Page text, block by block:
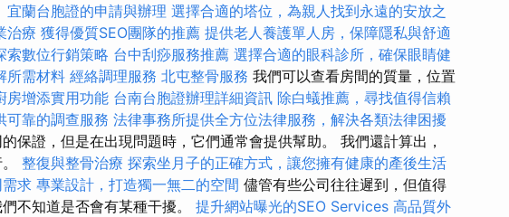
宜蘭台胞證的申請與辦理 選擇合適的塔位，為親人找到永遠的安放之
治療 獲得優質SEO團隊的推薦 提供老人養護單人房，保障隱私與舒適
索數位行銷策略 台中刮痧服務推薦 選擇合適的眼科診所，確保眼睛健
所需材料 經絡調理服務 北屯整骨服務 我們可以查看房間的質量，位置
房增添實用功能 台南台胞證辦理詳細資訊 除白蟻推薦，尋找值得信賴
可靠的調查服務 法律事務所提供全方位法律服務，解決各類法律困擾
保證，但是在出現問題時，它們通常會提供幫助。 我們還計算出，
整復與整骨治療 探索坐月子的正確方式，讓您擁有健康的產後生活
求 專業設計，打造獨一無二的空間 儘管有些公司往往遲到，但值得
不知道是否會有某種干擾。 提升網站曝光的SEO Services 高品質外